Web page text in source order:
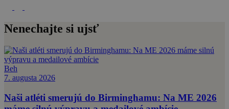
Nenechajte si ujsť
Beh
7. augusta 2026
Naši atléti smerujú do Birminghamu: Na ME 2026